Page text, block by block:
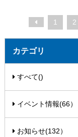
1 2
カテゴリ
すべて()
イベント情報(66）
お知らせ(132）